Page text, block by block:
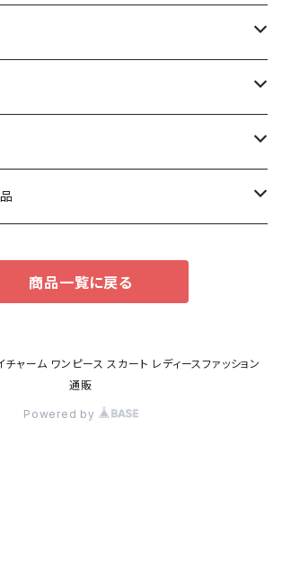
ップ
ール
ツ
商品一覧に戻る
ーム ワンピース スカート レディースファッション
通販
Powered by